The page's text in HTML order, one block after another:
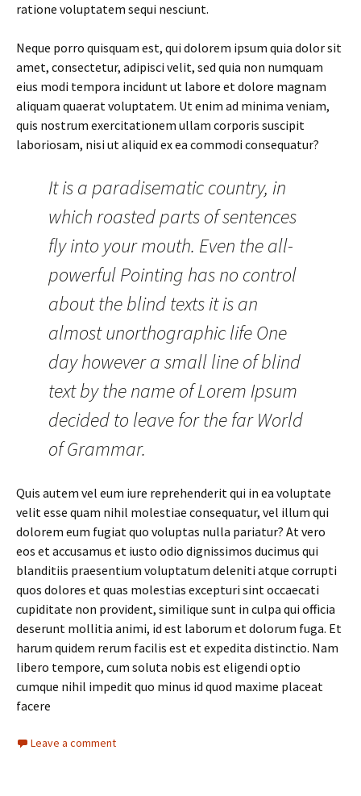
ratione voluptatem sequi nesciunt.
Neque porro quisquam est, qui dolorem ipsum quia dolor sit
amet, consectetur, adipisci velit, sed quia non numquam
eius modi tempora incidunt ut labore et dolore magnam
aliquam quaerat voluptatem. Ut enim ad minima veniam,
quis nostrum exercitationem ullam corporis suscipit
laboriosam, nisi ut aliquid ex ea commodi consequatur?
It is a paradisematic country, in
which roasted parts of sentences
fly into your mouth. Even the all-
powerful Pointing has no control
about the blind texts it is an
almost unorthographic life One
day however a small line of blind
text by the name of Lorem Ipsum
decided to leave for the far World
of Grammar.
Quis autem vel eum iure reprehenderit qui in ea voluptate
velit esse quam nihil molestiae consequatur, vel illum qui
dolorem eum fugiat quo voluptas nulla pariatur? At vero
eos et accusamus et iusto odio dignissimos ducimus qui
blanditiis praesentium voluptatum deleniti atque corrupti
quos dolores et quas molestias excepturi sint occaecati
cupiditate non provident, similique sunt in culpa qui officia
deserunt mollitia animi, id est laborum et dolorum fuga. Et
harum quidem rerum facilis est et expedita distinctio. Nam
libero tempore, cum soluta nobis est eligendi optio
cumque nihil impedit quo minus id quod maxime placeat
facere
Leave a comment